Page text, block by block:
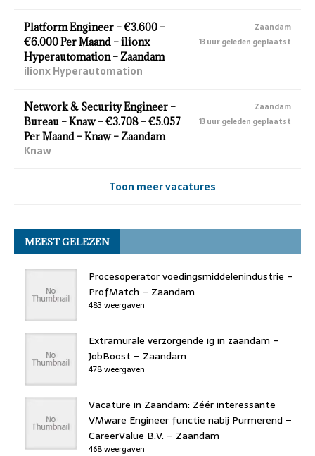
Platform Engineer – €3.600 –
€6.000 Per Maand – ilionx
Hyperautomation – Zaandam
ilionx Hyperautomation
Zaandam
13 uur geleden geplaatst
Network & Security Engineer –
Bureau – Knaw – €3.708 – €5.057
Per Maand – Knaw – Zaandam
Knaw
Zaandam
13 uur geleden geplaatst
Toon meer vacatures
MEEST GELEZEN
Procesoperator voedingsmiddelenindustrie –
ProfMatch – Zaandam
483 weergaven
Extramurale verzorgende ig in zaandam –
JobBoost – Zaandam
478 weergaven
Vacature in Zaandam: Zéér interessante
VMware Engineer functie nabij Purmerend –
CareerValue B.V. – Zaandam
468 weergaven